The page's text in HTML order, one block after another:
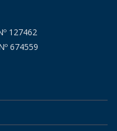
127462
674559